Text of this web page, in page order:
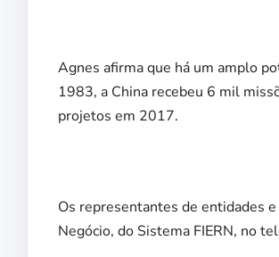
Agnes afirma que há um amplo
1983, a China recebeu 6 mil
projetos em 2017.
Os representantes de entidades
Negócio, do Sistema FIERN, no